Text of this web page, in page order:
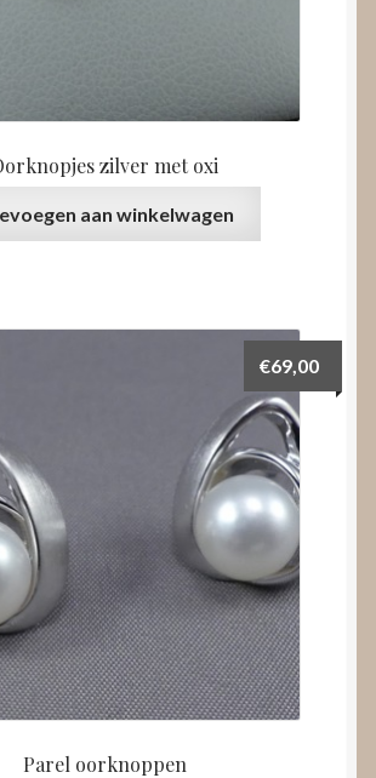
zilver met oxi
aan winkelwagen
Parel oorknoppen
€69,00